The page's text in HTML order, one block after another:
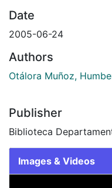
Date
2005-06-24
Authors
Otálora Muñoz,
Publisher
Biblioteca
Images & Videos